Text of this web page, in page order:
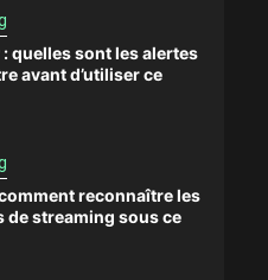
quelles sont les alertes
avant d’utiliser ce
reconnaître les
de streaming sous ce